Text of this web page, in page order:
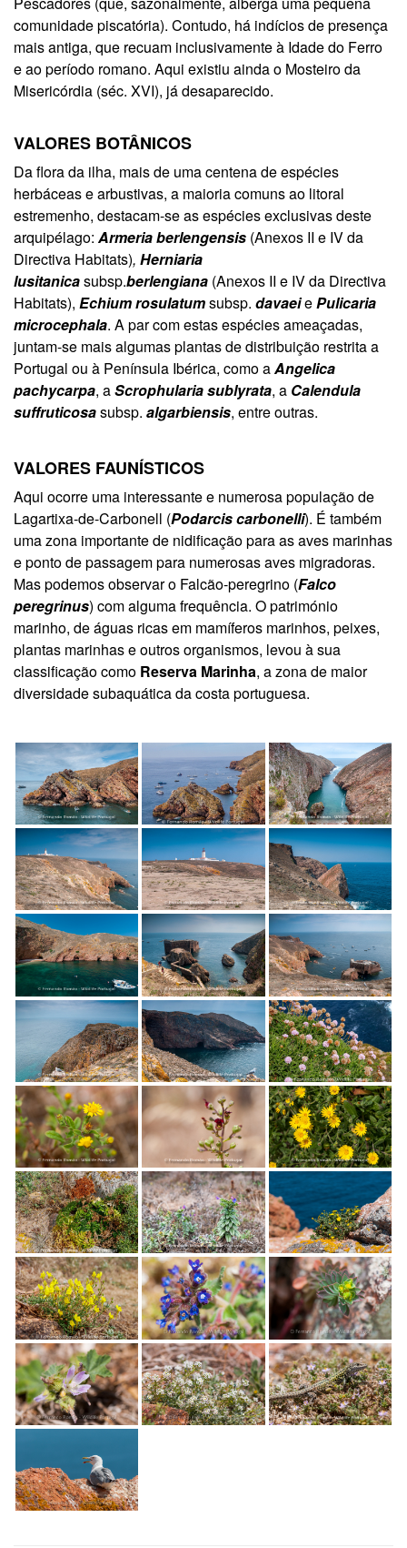
comunidade piscatória). Contudo, há indícios de presença
mais antiga, que recuam inclusivamente à Idade do Ferro
e ao período romano. Aqui existiu ainda o Mosteiro da
Misericórdia (séc. XVI), já desaparecido.
VALORES BOTÂNICOS
Da flora da ilha, mais de uma centena de espécies
herbáceas e arbustivas, a maioria comuns ao litoral
estremenho, destacam-se as espécies exclusivas deste
arquipélago: Armeria berlengensis (Anexos II e IV da
Directiva Habitats), Herniaria
lusitanicasubsp.berlengiana (Anexos II e IV da Directiva
Habitats), Echium rosulatumsubsp. davaeiePulicaria
microcephala. A par com estas espécies ameaçadas,
juntam-se mais algumas plantas de distribuição restrita a
Portugal ou à Península Ibérica, como aAngelica
pachycarpa, aScrophularia sublyrata, a Calendula
suffruticosasubsp. algarbiensis, entre outras.
VALORES FAUNÍSTICOS
Aqui ocorre uma interessante e numerosa população de
Lagartixa-de-Carbonell (Podarcis carbonelli). É também
uma zona importante de nidificação para as aves marinhas
e ponto de passagem para numerosas aves migradoras.
Mas podemos observar o Falcão-peregrino (Falco
peregrinus) com alguma frequência. O património
marinho, de águas ricas em mamíferos marinhos, peixes,
plantas marinhas e outros organismos, levou à sua
classificação como Reserva Marinha, a zona de maior
diversidade subaquática da costa portuguesa.